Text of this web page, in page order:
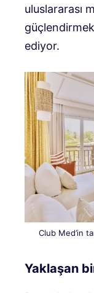
uluslararası
ediyor.
Club Med’in
Yaklaşan